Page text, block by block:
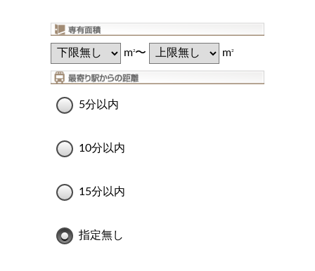
m2〜 m2
5分以内
10分以内
15分以内
指定無し